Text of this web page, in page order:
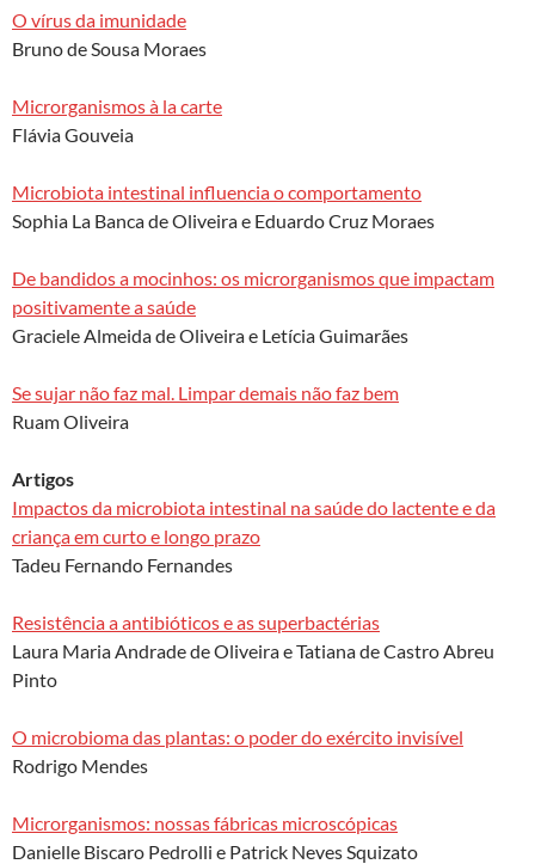
O vírus da imunidade
Bruno de Sousa Moraes
Microrganismos à la carte
Flávia Gouveia
Microbiota intestinal influencia o comportamento
Sophia La Banca de Oliveira e Eduardo Cruz Moraes
De bandidos a mocinhos: os microrganismos que impactam
positivamente a saúde
Graciele Almeida de Oliveira e Letícia Guimarães
Se sujar não faz mal. Limpar demais não faz bem
Ruam Oliveira
Artigos
Impactos da microbiota intestinal na saúde do lactente e da
criança em curto e longo prazo
Tadeu Fernando Fernandes
Resistência a antibióticos e as superbactérias
Laura Maria Andrade de Oliveira e Tatiana de Castro Abreu
Pinto
O microbioma das plantas: o poder do exército invisível
Rodrigo Mendes
Microrganismos: nossas fábricas microscópicas
Danielle Biscaro Pedrolli e Patrick Neves Squizato